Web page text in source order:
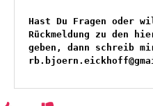
Hast Du Fragen oder
Rückmeldung zu den
geben, dann schreib